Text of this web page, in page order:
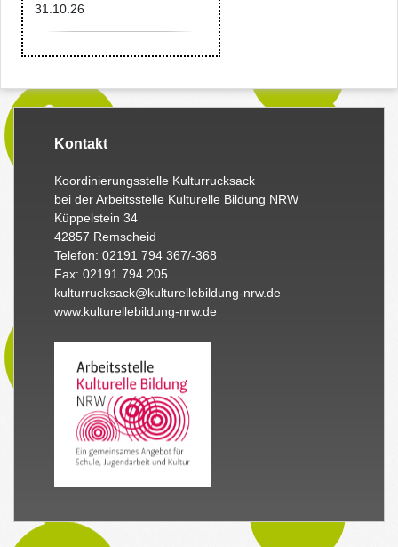
31.10.26
Kontakt
Koordinierungsstelle Kulturrucksack
bei der Arbeitsstelle Kulturelle Bildung NRW
Küppelstein 34
42857 Remscheid
Telefon: 02191 794 367/-368
Fax: 02191 794 205
kulturrucksack@kulturellebildung-nrw.de
www.kulturellebildung-nrw.de